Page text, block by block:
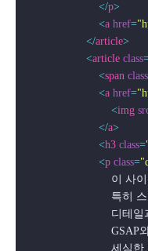
</p>
<a href=
</article>
<article class
<span class
<a href=
<img
</a>
<h3 class=
<p class=